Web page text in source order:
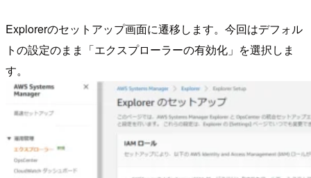
Explorerのセットアップ画面に遷移します。今回はデフォル
トの設定のまま「エクスプローラーの有効化」を選択しま
す。